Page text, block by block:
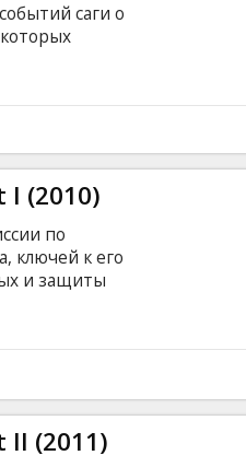
саги о
(2010)
по
ключей к его
и защиты
и враги Гарри
(2011)